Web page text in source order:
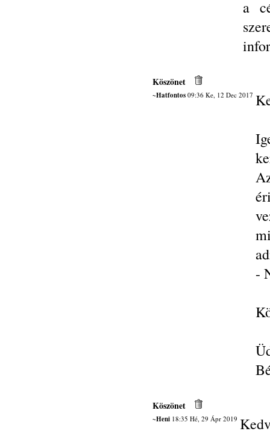
a
Köszönet
~Hatfontos09:36 Ke, 12 Dec 2017
-
Köszönet
~Heni18:35 Hé, 29 Ápr 2019